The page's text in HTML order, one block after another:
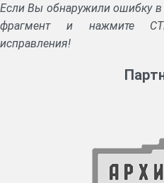
Если Вы обнаружили ошибку в
фрагмент и нажмите
исправления!